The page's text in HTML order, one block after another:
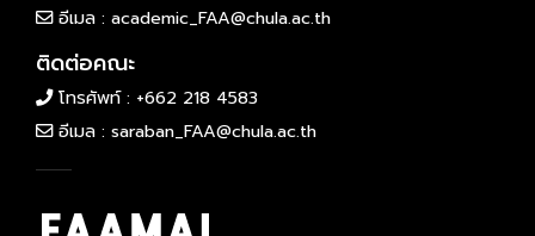
อีเมล : academic_FAA@chula.ac.th
ติดต่อคณะ
โทรศัพท์ : +662 218 4583
อีเมล : saraban_FAA@chula.ac.th